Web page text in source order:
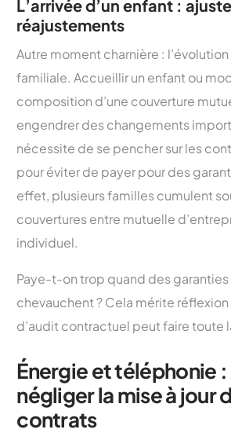
L’arrivée d’un enfant :
réajustements
Autre moment charnière :
familiale. Accueillir un enfant ou
composition d’une couverture
engendrer des changements
nécessite de se pencher sur les
pour éviter de payer pour des
effet, plusieurs familles cumulent
couvertures entre mutuelle
individuel.
Paye-t-on trop quand des garanties
chevauchent ? Cela mérite
d’audit contractuel peut faire toute
Énergie et téléphonie :
négliger la mise à jour
contrats